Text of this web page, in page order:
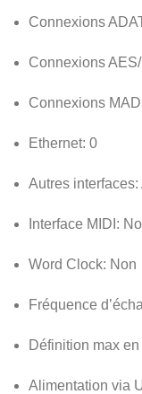
Connexions
Connexions
Connexions
Ethernet: 0
Autres interfaces:
Interface MIDI:
Word Clock: Non
Fréquence
Définition max en
Alimentation via